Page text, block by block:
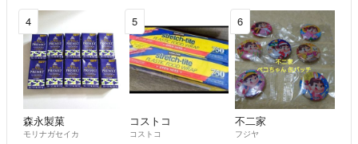
4
森永製菓
モリナガセイカ
5
コストコ
コストコ
6
不二家
フジヤ